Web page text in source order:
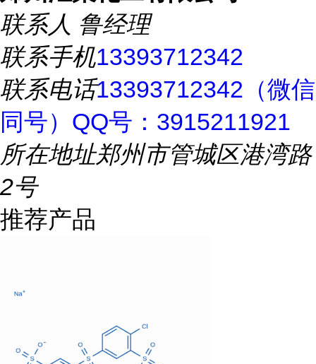
联系人 鲁经理
联系手机13393712342
联系电话13393712342（微信
同号）QQ号：3915211921
所在地址郑州市管城区港湾路
2号
推荐产品